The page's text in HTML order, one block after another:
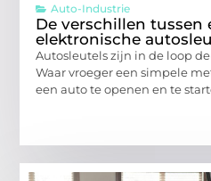
Auto-Industrie
De verschillen tussen
elektronische
Autosleutels zijn in de loop
Waar vroeger een simpele
een auto te openen en te